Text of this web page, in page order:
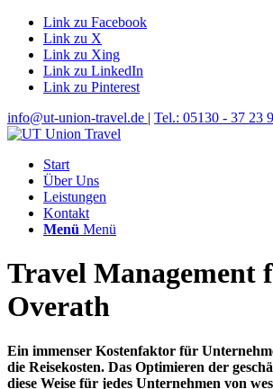
Link zu Facebook
Link zu X
Link zu Xing
Link zu LinkedIn
Link zu Pinterest
info@ut-union-travel.de | Tel.: 05130 - 37 23
Start
Über Uns
Leistungen
Kontakt
Menü Menü
Travel Management
Overath
Ein immenser Kostenfaktor für
die Reisekosten. Das Optimieren der
diese Weise für jedes Unternehmen von